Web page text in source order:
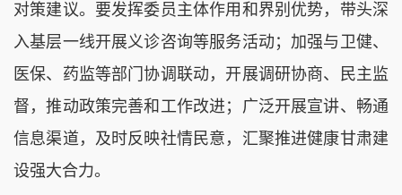
对策建议。要发挥委员主体作用和界别优势，带头深
入基层一线开展义诊咨询等服务活动；加强与卫健、
医保、药监等部门协调联动，开展调研协商、民主监
督，推动政策完善和工作改进；广泛开展宣讲、畅通
信息渠道，及时反映社情民意，汇聚推进健康甘肃建
设强大合力。